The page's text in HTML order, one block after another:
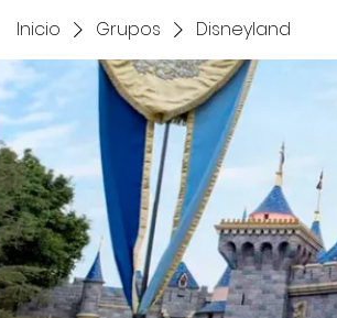
Inicio Grupos Disneyland